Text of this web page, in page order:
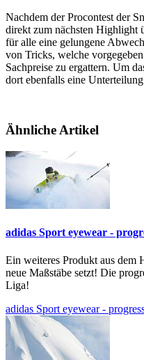
Nachdem der Procontest der
direkt zum nächsten Highlight
für alle eine gelungene
von Tricks, welche
Sachpreise zu ergattern. Um
dort ebenfalls eine
Ähnliche Artikel
adidas Sport eyewear -
Ein weiteres Produkt aus dem
neue Maßstäbe setzt! Die
Liga!
adidas Sport eyewear -